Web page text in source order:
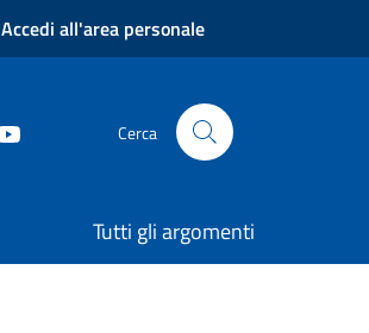
Accedi all'area personale
Cerca
Tutti gli argomenti